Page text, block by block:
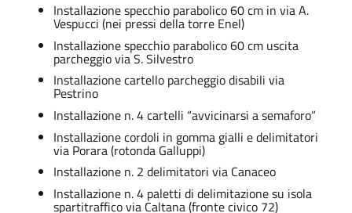
Installazione specchio parabolico 60 cm in via A.
Vespucci (nei pressi della torre Enel)
Installazione specchio parabolico 60 cm uscita
parcheggio via S. Silvestro
Installazione cartello parcheggio disabili via
Pestrino
Installazione n. 4 cartelli “avvicinarsi a semaforo”
Installazione cordoli in gomma gialli e delimitatori
via Porara (rotonda Galluppi)
Installazione n. 2 delimitatori via Canaceo
Installazione n. 4 paletti di delimitazione su isola
spartitraffico via Caltana (fronte civico 72)